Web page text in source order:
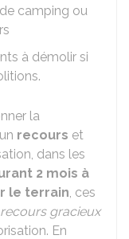
camping ou
à démolir si
la
recours et
dans les
2 mois à
le terrain, ces
recours gracieux
En